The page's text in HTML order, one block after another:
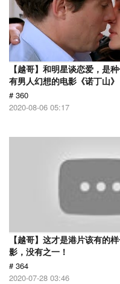
【越哥】和明星谈恋爱，是
有男人幻想的电影《诺丁山》
# 360
2020-08-06 05:17
【越哥】这才是港片该有的
影，没有之一！
# 364
2020-07-28 03:46